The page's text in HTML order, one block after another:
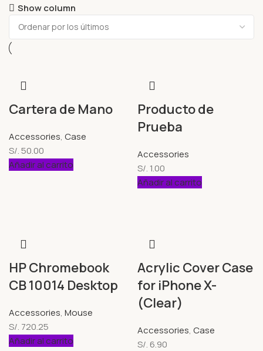
Show column
Cartera de Mano
Accessories, Case
S/.50.00
Añadir al carrito
Producto de
Prueba
Accessories
S/. 1.00
Añadir al carrito
HP Chromebook
CB 10014 Desktop
Accessories, Mouse
S/. 720.25
Añadir al carrito
Acrylic Cover Case
for iPhone X-
(Clear)
Accessories, Case
S/. 6.90